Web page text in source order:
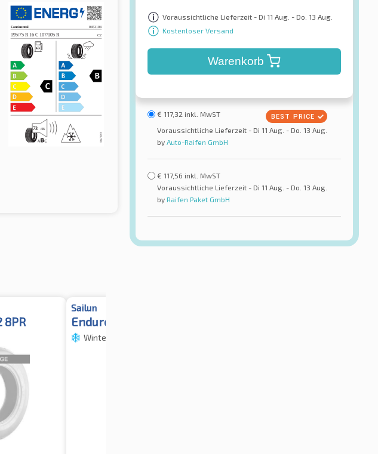
Voraussichtliche Lieferzeit - Di 11 Aug. - Do. 13 Aug.
Kostenloser Versand
Warenkorb
€ 117,32 inkl. MwST
Voraussichtliche Lieferzeit - Di 11 Aug. - Do. 13 Aug.
by Auto-Raifen GmbH
€ 117,56 inkl. MwST
Voraussichtliche Lieferzeit - Di 11 Aug. - Do. 13 Aug.
by Raifen Paket GmbH
8PR
Sailun
Endure WSL1 8PR 3PMSF
Winterreifen